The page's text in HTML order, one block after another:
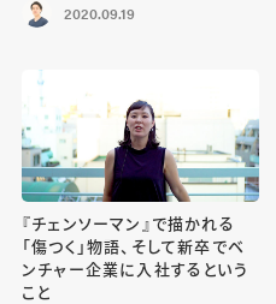
2020.09.19
『チェンソーマン』で描かれる
「傷つく」物語、そして新卒でベ
ンチャー企業に入社するという
こと